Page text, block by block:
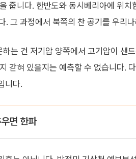
줍니다. 한반도와 동시베리아에 위
. 그 과정에서 북쪽의 찬 공기를 우리
는 건 저기압 양쪽에서 고기압이 샌
갇혀 있을지는 예측할 수 없습니다.
니다.
면 한파